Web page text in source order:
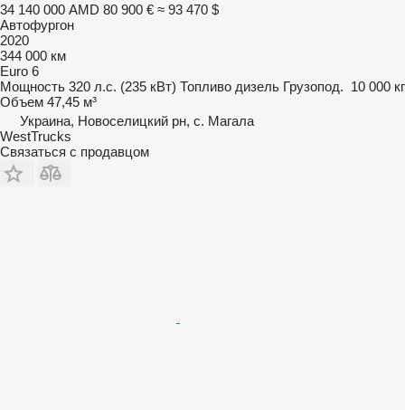
34 140 000 AMD 80 900 € ≈ 93 470 $
Автофургон
2020
344 000 км
Euro 6
Мощность 320 л.с. (235 кВт) Топливо дизель Грузопод. 10 000 кг
Объем 47,45 м³
Украина, Новоселицкий рн, с. Магала
WestTrucks
Связаться с продавцом